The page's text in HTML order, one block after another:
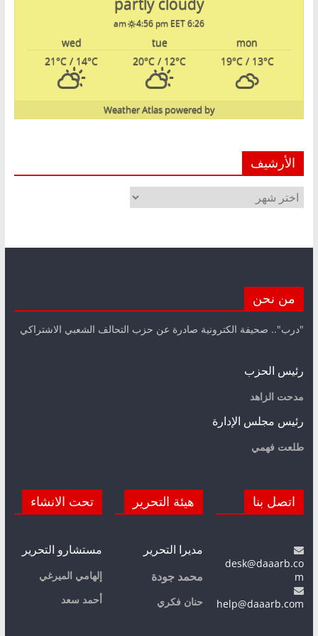
6:26 am
4:56 pm EET
mon
tue
wed
19°C/ 13°C
20°C / 12°C
21°C / 14°C
powered by
Weather Atlas
الأرشيف
الأرشيف
من نحن
"درب".. صحيفة الكترونية صادرة عن حزب التحالف الشعبي الاشتراكي
رئيس الحزب
مدحت الزاهد
رئيس مجلس الإدارة
طلعت فهمي
اتصل بنا
desk@daaarb.co
m
help@daaarb.com
هيئة التحرير
مديرا التحرير
محمد جودة
حنان فكري
تحت الانشاء
مستشارو التحرير
إلهامي الميرغي
أحمد سعد